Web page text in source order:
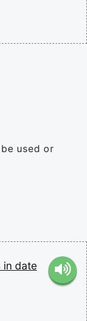
used or
in date